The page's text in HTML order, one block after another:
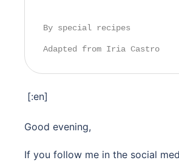
By special recipes
Adapted from Iria Castro
[:en]
Good evening,
If you follow me in the social